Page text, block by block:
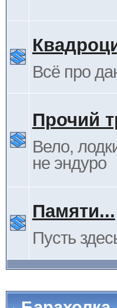
Всё про
Прочий
Вело,
не эндуро
Памяти...
Пусть